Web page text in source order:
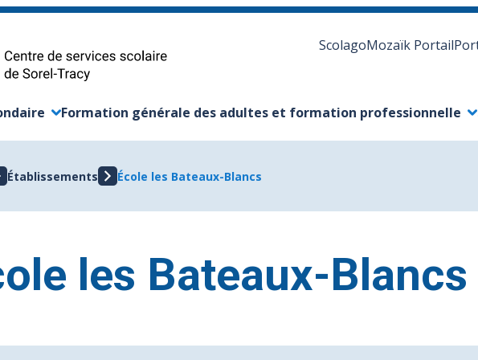
ScolagoMozaïk Portail
Fermer le sous-menu
Formation générale des adultes et formation professionnelle
Ouvrir/Fermer le sous-menu
Établissements École les Bateaux-Blancs
les Bateaux-Blancs